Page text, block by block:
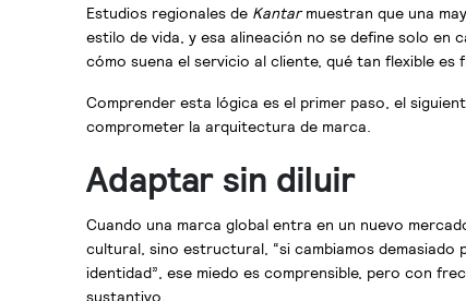
Estudios regionales de Kantarmuestran que una
estilo de vida, y esa alineación no se define solo en
cómo suena el servicio al cliente, qué tan flexible es
Comprender esta lógica es el primer paso, el
comprometer la arquitectura de marca.
Adaptar sin diluir
Cuando una marca global entra en un nuevo
cultural, sino estructural, “si cambiamos demasiado
identidad”, ese miedo es comprensible, pero con
sustantivo.